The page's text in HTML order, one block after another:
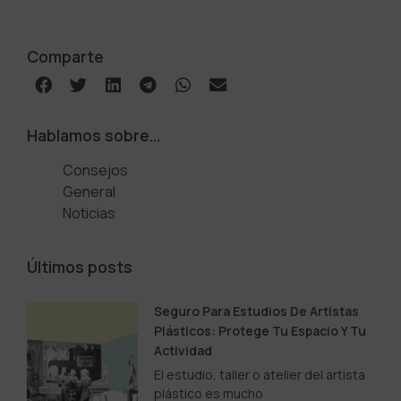
Comparte
Hablamos sobre…
Consejos
General
Noticias
Últimos posts
Seguro Para Estudios De Artistas
Plásticos: Protege Tu Espacio Y Tu
Actividad
El estudio, taller o atelier del artista
plástico es mucho